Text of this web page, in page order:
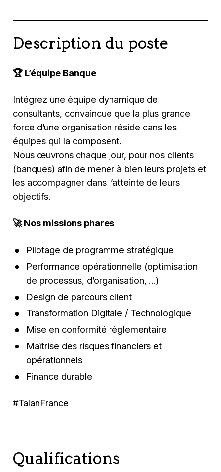
Description du poste
🏆 L’équipe Banque
Intégrez une équipe dynamique de
consultants, convaincue que la plus grande
force d’une organisation réside dans les
équipes qui la composent.
Nous œuvrons chaque jour, pour nos clients
(banques) afin de mener à bien leurs projets et
les accompagner dans l’atteinte de leurs
objectifs.
🚀Nos missions phares
Pilotage de programme stratégique
Performance opérationnelle (optimisation
de processus, d’organisation, …)
Design de parcours client
Transformation Digitale / Technologique
Mise en conformité réglementaire
Maîtrise des risques financiers et
opérationnels
Finance durable
#TalanFrance
Qualifications